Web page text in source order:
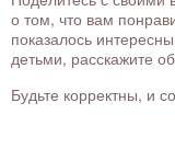
о том, что вам
показалось
детьми, расскажите
Будьте корректны, и